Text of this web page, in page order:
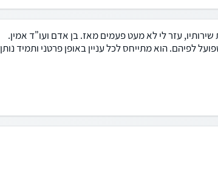
עזר לי לא מעט פעמים מאז. בן אדם ועו"ד אמין.
לפיהם. הוא מתייחס לכל עניין באופן פרטני ותמיד נותן